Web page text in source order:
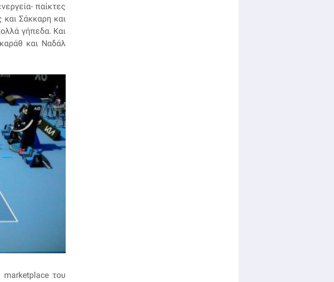
παίκτες
και Σάκκαρη και
γήπεδα. Και
και Ναδάλ
marketplace του